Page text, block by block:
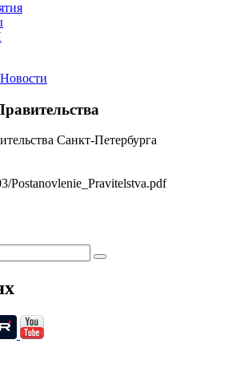
Новости
Санкт-Петербурга
Postanovlenie_Pravitelstva.pdf